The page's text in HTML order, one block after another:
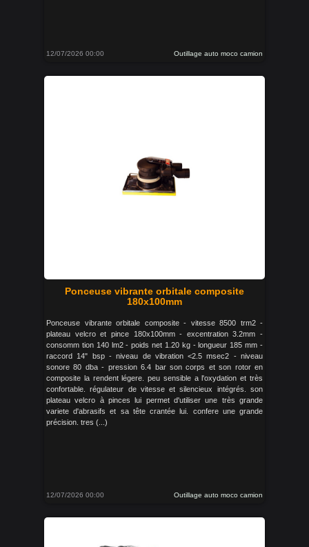
12/07/2026 00:00 Outillage auto moco camion
Ponceuse vibrante orbitale composite
180x100mm
Ponceuse vibrante orbitale composite - vitesse 8500 trm2 -
plateau velcro et pince 180x100mm - excentration 3.2mm -
consomm tion 140 lm2 - poids net 1.20 kg - longueur 185 mm -
raccord 14" bsp - niveau de vibration <2.5 msec2 - niveau
sonore 80 dba - pression 6.4 bar son corps et son rotor en
composite la rendent légere. peu sensible a l'oxydation et très
confortable. régulateur de vitesse et silencieux intégrés. son
plateau velcro à pinces lui permet d'utiliser une très grande
variete d'abrasifs et sa tête crantée lui. confere une grande
précision. tres (...)
12/07/2026 00:00 Outillage auto moco camion